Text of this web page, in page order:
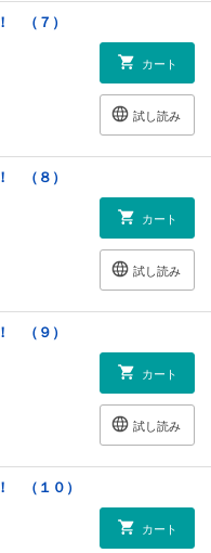
（７）
カート
試し読み
（８）
カート
試し読み
（９）
カート
試し読み
（１０）
カート